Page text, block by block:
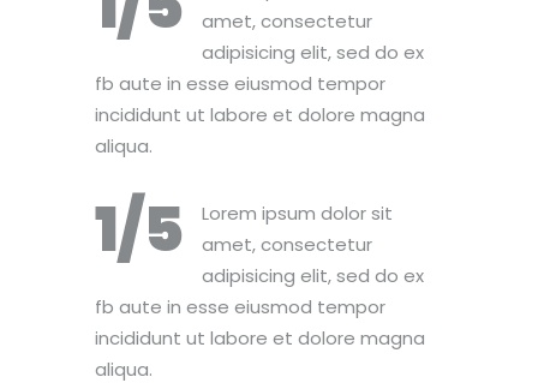
amet, consectetur
adipisicing elit, sed do ex
fb aute in esse eiusmod tempor
incididunt ut labore et dolore magna
aliqua.
1/5
Lorem ipsum dolor sit
amet, consectetur
adipisicing elit, sed do ex
fb aute in esse eiusmod tempor
incididunt ut labore et dolore magna
aliqua.